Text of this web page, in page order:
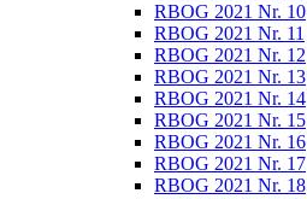
RBOG 2021 Nr. 10
RBOG 2021 Nr. 11
RBOG 2021 Nr. 12
RBOG 2021 Nr. 13
RBOG 2021 Nr. 14
RBOG 2021 Nr. 15
RBOG 2021 Nr. 16
RBOG 2021 Nr. 17
RBOG 2021 Nr. 18